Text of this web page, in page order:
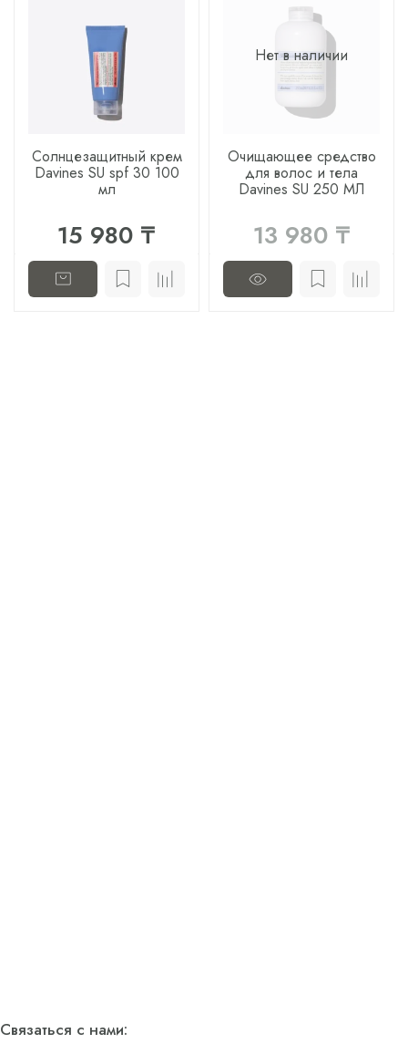
Солнцезащитный крем
Davines SU spf 30 100
мл
15 980 ₸
Нет в наличии
Очищающее средство
для волос и тела
Davines SU 250 МЛ
13 980 ₸
Связаться с нами: